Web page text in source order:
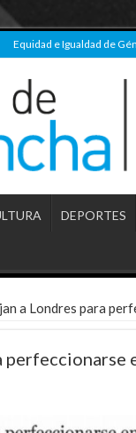
Equidad e Igualdad de
DEPORTES
a Londres para
perfeccionarse